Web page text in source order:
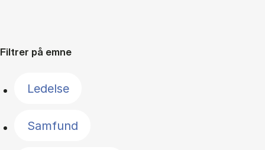
Filtrer på emne
Ledelse
Samfund